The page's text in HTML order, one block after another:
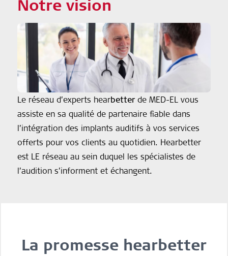
Notre vision
Le réseau d’experts hearbetterde MED-EL vous
assiste en sa qualité de partenaire fiable dans
l’intégration des implants auditifs à vos services
offerts pour vos clients au quotidien. Hearbetter
est LE réseau au sein duquel les spécialistes de
l’audition s’informent et échangent.
La promesse hearbetter